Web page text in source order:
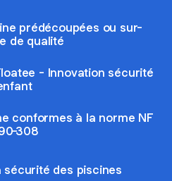
prédécoupées ou sur-
de qualité
- Innovation sécurité
conformes à la norme NF
308
sécurité des piscines